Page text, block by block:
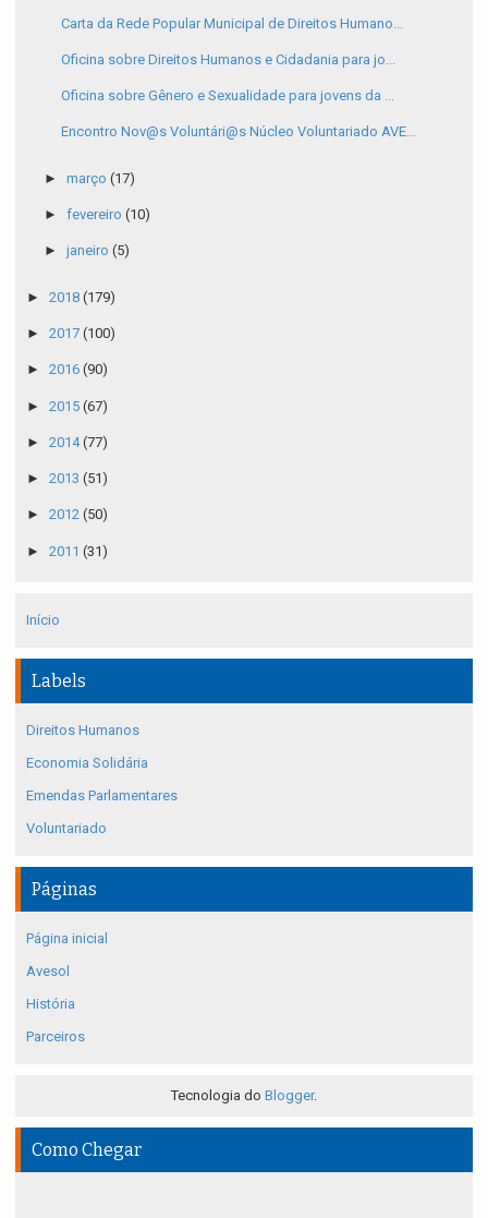
Carta da Rede Popular Municipal de Direitos Humano...
Oficina sobre Direitos Humanos e Cidadania para jo...
Oficina sobre Gênero e Sexualidade para jovens da ...
Encontro Nov@s Voluntári@s Núcleo Voluntariado AVE...
► março (17)
► fevereiro (10)
► janeiro (5)
► 2018 (179)
► 2017 (100)
► 2016 (90)
► 2015 (67)
► 2014(77)
► 2013 (51)
► 2012 (50)
► 2011 (31)
Início
Labels
Direitos Humanos
Economia Solidária
Emendas Parlamentares
Voluntariado
Páginas
Página inicial
Avesol
História
Parceiros
Tecnologia do Blogger.
Como Chegar